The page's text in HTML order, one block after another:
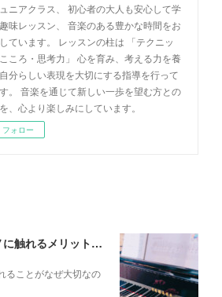
ニアクラス、 初心者の大人も安心して学
味レッスン、 音楽のある豊かな時間をお
ています。 レッスンの柱は 「テクニッ
ころ・思考力」 心を育み、考える力を養
分らしい表現を大切にする指導を行って
。 音楽を通じて新しい一歩を望む方との
、心より楽しみにしています。
フォロー
【幼い頃からホンモノに触れるメリットとは？】
ることがなぜ大切なの